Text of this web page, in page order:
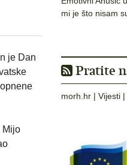
je Dan
Mijo
mi je što nisam
Pratite
morh.hr | Vijesti |